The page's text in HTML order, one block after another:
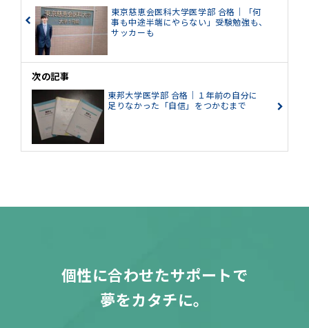
東京慈恵会医科大学医学部 合格｜「何
事も中途半端にやらない」受験勉強も、
サッカーも
次の記事
東邦大学医学部 合格｜１年前の自分に
足りなかった「自信」をつかむまで
個性に合わせたサポートで
夢をカタチに。